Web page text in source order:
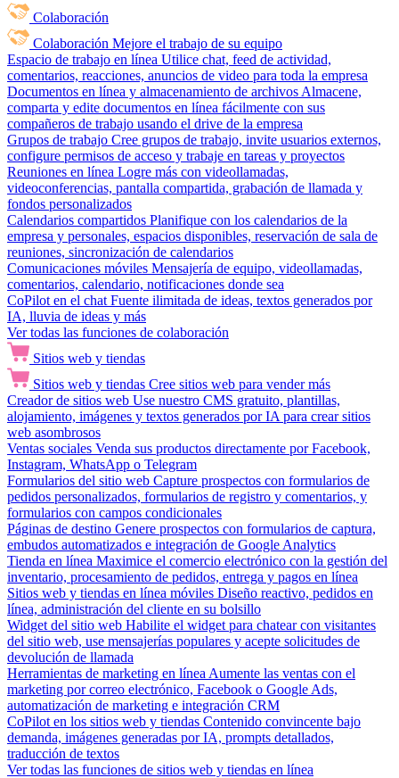
Colaboración
Colaboración Mejore el trabajo de su equipo
Espacio de trabajo en línea Utilice chat, feed de actividad,
comentarios, reacciones, anuncios de video para toda la empresa
Documentos en línea y almacenamiento de archivos Almacene,
comparta y edite documentos en línea fácilmente con sus
compañeros de trabajo usando el drive de la empresa
Grupos de trabajo Cree grupos de trabajo, invite usuarios externos,
configure permisos de acceso y trabaje en tareas y proyectos
Reuniones en línea Logre más con videollamadas,
videoconferencias, pantalla compartida, grabación de llamada y
fondos personalizados
Calendarios compartidos Planifique con los calendarios de la
empresa y personales, espacios disponibles, reservación de sala de
reuniones, sincronización de calendarios
Comunicaciones móviles Mensajería de equipo, videollamadas,
comentarios, calendario, notificaciones donde sea
CoPilot en el chat Fuente ilimitada de ideas, textos generados por
IA, lluvia de ideas y más
Ver todas las funciones de colaboración
Sitios web y tiendas
Sitios web y tiendas Cree sitios web para vender más
Creador de sitios web Use nuestro CMS gratuito, plantillas,
alojamiento, imágenes y textos generados por IA para crear sitios
web asombrosos
Ventas sociales Venda sus productos directamente por Facebook,
Instagram, WhatsApp o Telegram
Formularios del sitio web Capture prospectos con formularios de
pedidos personalizados, formularios de registro y comentarios, y
formularios con campos condicionales
Páginas de destino Genere prospectos con formularios de captura,
embudos automatizados e integración de Google Analytics
Tienda en línea Maximice el comercio electrónico con la gestión del
inventario, procesamiento de pedidos, entrega y pagos en línea
Sitios web y tiendas en línea móviles Diseño reactivo, pedidos en
línea, administración del cliente en su bolsillo
Widget del sitio web Habilite el widget para chatear con visitantes
del sitio web, use mensajerías populares y acepte solicitudes de
devolución de llamada
Herramientas de marketing en línea Aumente las ventas con el
marketing por correo electrónico, Facebook o Google Ads,
automatización de marketing e integración CRM
CoPilot en los sitios web y tiendas Contenido convincente bajo
demanda, imágenes generadas por IA, prompts detallados,
traducción de textos
Ver todas las funciones de sitios web y tiendas en línea